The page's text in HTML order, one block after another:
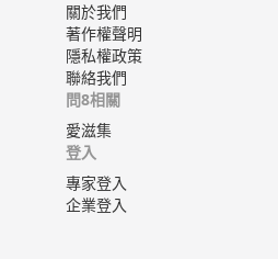
關於我們
著作權聲明
隱私權政策
聯絡我們
問8相關
愛滋集
登入
專家登入
企業登入